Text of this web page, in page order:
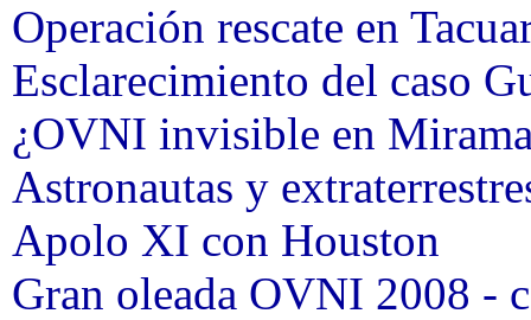
Operación rescate en
Esclarecimiento del caso
¿OVNI invisible en
Astronautas y
Apolo XI con Houston
Gran oleada OVNI 2008 -